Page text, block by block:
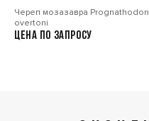
Череп мозазавра Prognathodon
overtoni
Цена по запросу